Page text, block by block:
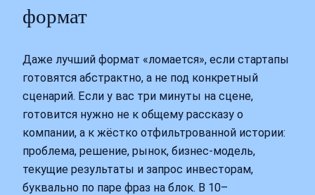
формат
Даже лучший формат «ломается», если стартапы
готовятся абстрактно, а не под конкретный
сценарий. Если у вас три минуты на сцене,
готовится нужно не к общему рассказу о
компании, а к жёстко отфильтрованной истории:
проблема, решение, рынок, бизнес-модель,
текущие результаты и запрос инвесторам,
буквально по паре фраз на блок. В 10–